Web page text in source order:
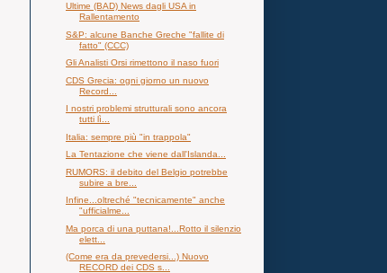
Ultime (BAD) News dagli USA in
Rallentamento
S&P: alcune Banche Greche "fallite di
fatto" (CCC)
Gli Analisti Orsi rimettono il naso fuori
CDS Grecia: ogni giorno un nuovo
Record...
I nostri problemi strutturali sono ancora
tutti lì...
Italia: sempre più "in trappola"
La Tentazione che viene dall'Islanda...
RUMORS: il debito del Belgio potrebbe
subire a bre...
Infine...oltreché "tecnicamente" anche
"ufficialme...
Ma porca di una puttana!...Rotto il silenzio
elett...
(Come era da prevedersi...) Nuovo
RECORD dei CDS s...